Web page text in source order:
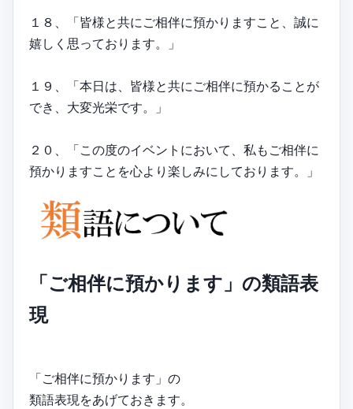
１８、「皆様と共にご相伴に預かりますこと、誠に
嬉しく思っております。」
１９、「本日は、皆様と共にご相伴に預かることが
でき、大変光栄です。」
２０、「この度のイベントにおいて、私もご相伴に
預かりますことを心より楽しみにしております。」
「ご相伴に預かります」の類語表
現
「ご相伴に預かります」の
類語表現をあげておきます。